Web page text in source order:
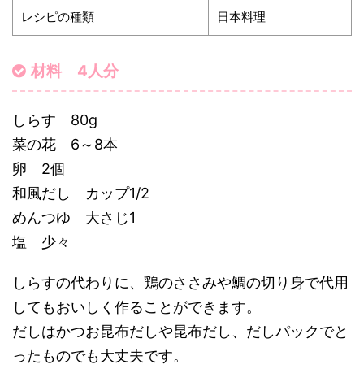
レシピの種類 日本料理
材料 4人分
しらす 80g
菜の花 6～8本
卵 2個
和風だし カップ1/2
めんつゆ 大さじ1
塩 少々
しらすの代わりに、鶏のささみや鯛の切り身で代用
してもおいしく作ることができます。
だしはかつお昆布だしや昆布だし、だしパックでと
ったものでも大丈夫です。